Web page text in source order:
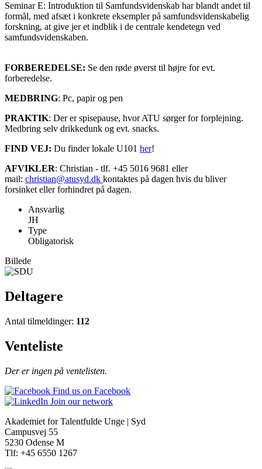
Seminar E: Introduktion til Samfundsvidenskab har blandt andet til
formål, med afsæt i konkrete eksempler på samfundsvidenskabelig
forskning, at give jer et indblik i de centrale kendetegn ved
samfundsvidenskaben.
FORBEREDELSE: Se den røde øverst til højre for evt.
forberedelse.
MEDBRING: Pc, papir og pen
PRAKTIK: Der er spisepause, hvor ATU sørger for forplejning.
Medbring selv drikkedunk og evt. snacks.
FIND VEJ: Du finder lokale U101 her!
AFVIKLER: Christian - tlf. +45 5016 9681 eller
mail: christian@atusyd.dk kontaktes på dagen hvis du bliver
forsinket eller forhindret på dagen.
Ansvarlig
JH
Type
Obligatorisk
Billede
Deltagere
Antal tilmeldinger: 112
Venteliste
Der er ingen på ventelisten.
Find us on Facebook
Join our network
Akademiet for Talentfulde Unge | Syd
Campusvej 55
5230 Odense M
Tlf: +45 6550 1267